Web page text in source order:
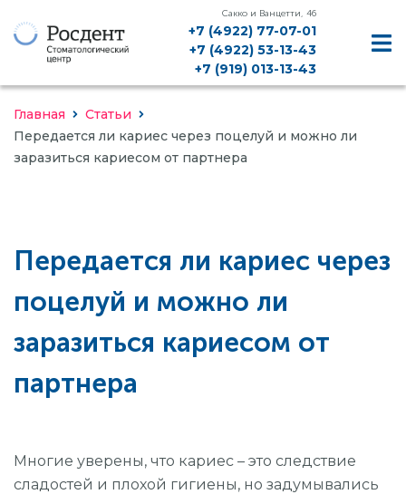
Сакко и Ванцетти, 46
+7 (4922) 77-07-01
+7 (4922) 53-13-43
+7 (919) 013-13-43
ЛЕЧЕНИЕ ЗУБОВ
ЛЕЧЕНИЕ ДЕСЕН
ИМПЛАНТАЦИЯ
ПРОТЕЗИРОВАНИЕ
ОРТОДОНТИЯ (БРЕКЕТЫ И ЭЛАЙНЕРЫ)
Главная
Статьи
Передается ли кариес через поцелуй и можно ли
заразиться кариесом от партнера
Передается ли кариес через
поцелуй и можно ли
заразиться кариесом от
партнера
Многие уверены, что кариес – это следствие
сладостей и плохой гигиены, но задумывались